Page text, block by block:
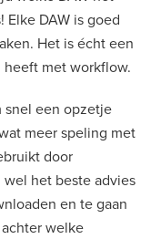
DAW is goed
Het is écht een
met workflow.
snel een opzetje
meer speling met
door
wel het beste advies
en te gaan
welke